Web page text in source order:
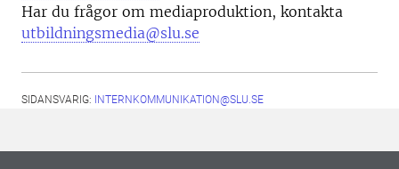
Har du frågor om mediaproduktion, kontakta
utbildningsmedia@slu.se
SIDANSVARIG: INTERNKOMMUNIKATION@SLU.SE